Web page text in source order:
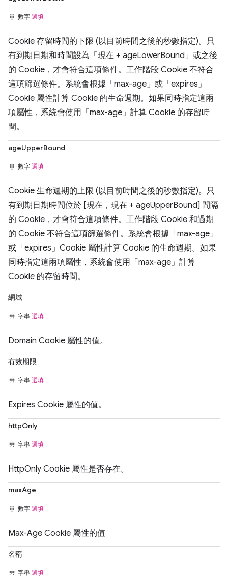
數字 選填
Cookie 存留時間的下限 (以目前時間之後的秒數指定)。只
有到期日期和時間設為「現在 + ageLowerBound」或之後
的 Cookie，才會符合這項條件。工作階段 Cookie 不符合
這項篩選條件。系統會根據「max-age」或「expires」
Cookie 屬性計算 Cookie 的生命週期。如果同時指定這兩
項屬性，系統會使用「max-age」計算 Cookie 的存留時
間。
ageUpperBound
數字 選填
Cookie 生命週期的上限 (以目前時間之後的秒數指定)。只
有到期日期時間位於 [現在，現在 + ageUpperBound] 間隔
的 Cookie，才會符合這項條件。工作階段 Cookie 和過期
的 Cookie 不符合這項篩選條件。系統會根據「max-age」
或「expires」Cookie 屬性計算 Cookie 的生命週期。如果
同時指定這兩項屬性，系統會使用「max-age」計算
Cookie 的存留時間。
網域
字串 選填
Domain Cookie 屬性的值。
有效期限
字串 選填
Expires Cookie 屬性的值。
httpOnly
字串 選填
HttpOnly Cookie 屬性是否存在。
maxAge
數字 選填
Max-Age Cookie 屬性的值
名稱
字串 選填